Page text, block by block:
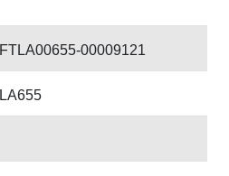
FTLA00655-00009121
LA655